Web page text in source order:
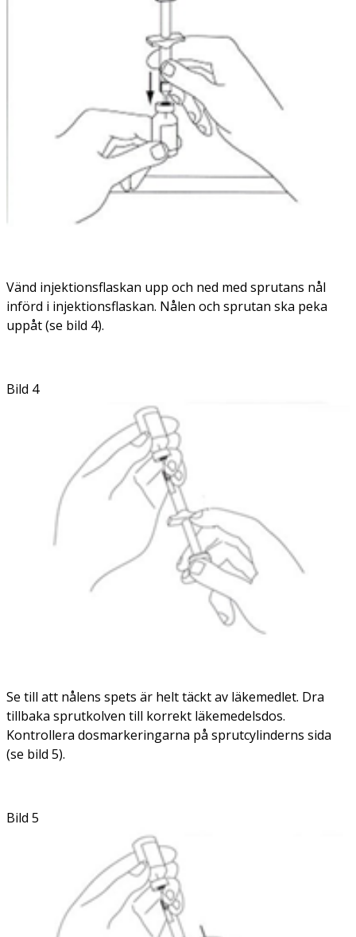
Vänd injektionsflaskan upp och ned med sprutans nål
införd i injektionsflaskan. Nålen och sprutan ska peka
uppåt (se bild 4).
Bild 4
Se till att nålens spets är helt täckt av läkemedlet. Dra
tillbaka sprutkolven till korrekt läkemedelsdos.
Kontrollera dosmarkeringarna på sprutcylinderns sida
(se bild 5).
Bild 5